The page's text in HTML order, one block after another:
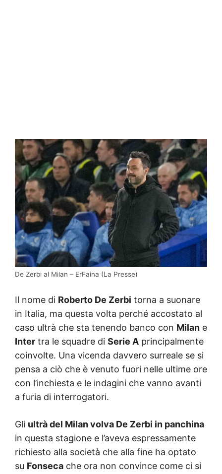
De Zerbi al Milan – ErFaina (La Presse)
Il nome di Roberto De Zerbi torna a suonare
in Italia, ma questa volta perché accostato al
caso ultrà che sta tenendo banco con Milan e
Inter tra le squadre di Serie A principalmente
coinvolte. Una vicenda davvero surreale se si
pensa a ciò che è venuto fuori nelle ultime ore
con l’inchiesta e le indagini che vanno avanti
a furia di interrogatori.
Gli ultrà del Milan volva De Zerbi in panchina
in questa stagione e l’aveva espressamente
richiesto alla società che alla fine ha optato
su Fonseca che ora non convince come ci si